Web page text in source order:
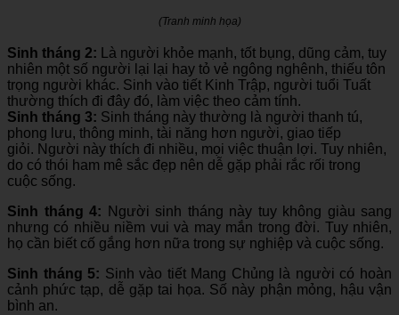
(Tranh minh họa)
Sinh tháng 2: Là người khỏe mạnh, tốt bụng, dũng cảm, tuy
nhiên một số người lại lại hay tỏ vẻ ngông nghênh, thiếu tôn
trọng người khác. Sinh vào tiết Kinh Trập, người tuổi Tuất
thường thích đi đây đó, làm việc theo cảm tính.
Sinh tháng 3: Sinh tháng này thường là người thanh tú,
phong lưu, thông minh, tài năng hơn người, giao tiếp
giỏi. Người này thích đi nhiều, mọi việc thuận lợi. Tuy nhiên,
do có thói ham mê sắc đẹp nên dễ gặp phải rắc rối trong
cuộc sống.
Sinh tháng 4: Người sinh tháng này tuy không giàu sang
nhưng có nhiều niềm vui và may mắn trong đời. Tuy nhiên,
họ cần biết cố gắng hơn nữa trong sự nghiệp và cuộc sống.
Sinh tháng 5: Sinh vào tiết Mang Chủng là người có hoàn
cảnh phức tạp, dễ gặp tai họa. Số này phận mỏng, hậu vận
bình an.